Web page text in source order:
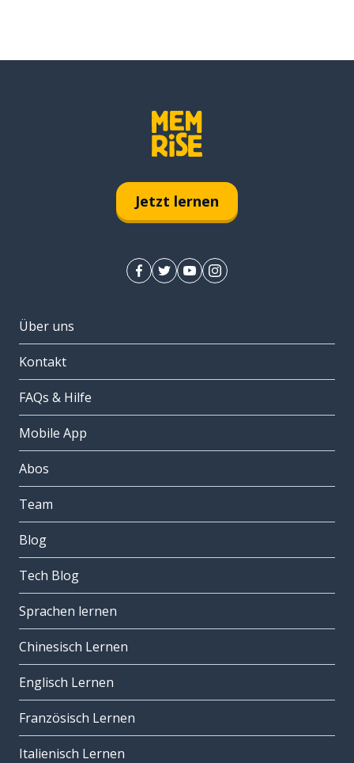
Jetzt lernen
Über uns
Kontakt
FAQs & Hilfe
Mobile App
Abos
Team
Blog
Tech Blog
Sprachen lernen
Chinesisch Lernen
Englisch Lernen
Französisch Lernen
Italienisch Lernen